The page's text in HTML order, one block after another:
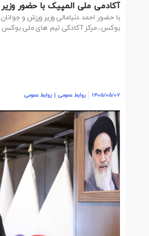
آکادمی ملی المپیک با حضور
با حضور احمد دنیامالی وزیر ورزش و
بوکس، مرکز آکادکی تیم های ملی بوکس
1405/05/07 روابط عمومی | روابط عمومی